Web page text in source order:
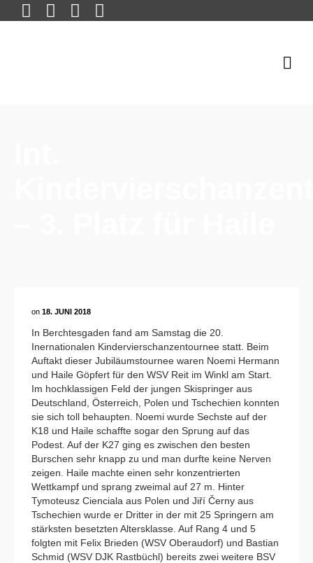
on 18. JUNI 2018
In Berchtesgaden fand am Samstag die 20.
Inernationalen Kindervierschanzentournee statt. Beim
Auftakt dieser Jubiläumstournee waren Noemi Hermann
und Haile Göpfert für den WSV Reit im Winkl am Start.
Im hochklassigen Feld der jungen Skispringer aus
Deutschland, Österreich, Polen und Tschechien konnten
sie sich toll behaupten. Noemi wurde Sechste auf der
K18 und Haile schaffte sogar den Sprung auf das
Podest. Auf der K27 ging es zwischen den besten
Burschen sehr knapp zu und man durfte keine Nerven
zeigen. Haile machte einen sehr konzentrierten
Wettkampf und sprang zweimal auf 27 m. Hinter
Tymoteusz Cienciala aus Polen und Jiří Černy aus
Tschechien wurde er Dritter in der mit 25 Springern am
stärksten besetzten Altersklasse. Auf Rang 4 und 5
folgten mit Felix Brieden (WSV Oberaudorf) und Bastian
Schmid (WSV DJK Rastbüchl) bereits zwei weitere BSV